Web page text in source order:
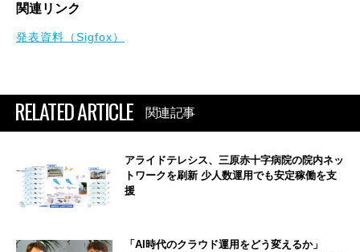
関連リンク
発表資料（Sigfox）
RELATED ARTICLE 関連記事
アライドテレシス、三原赤十字病院の院内ネッ
トワークを刷新 少人数運用でも安定稼働を支
援
「AI時代のクラウド運用をどう変えるか」